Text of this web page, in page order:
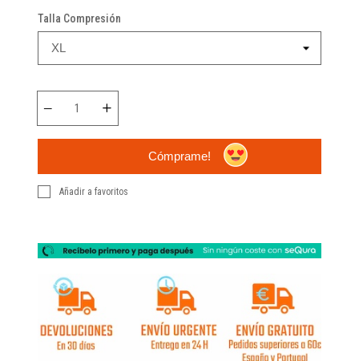
Talla Compresión
Cómprame!
Añadir a favoritos